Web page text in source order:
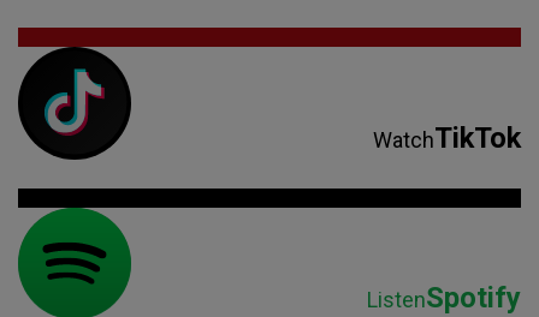
WatchTikTok
ListenSpotify